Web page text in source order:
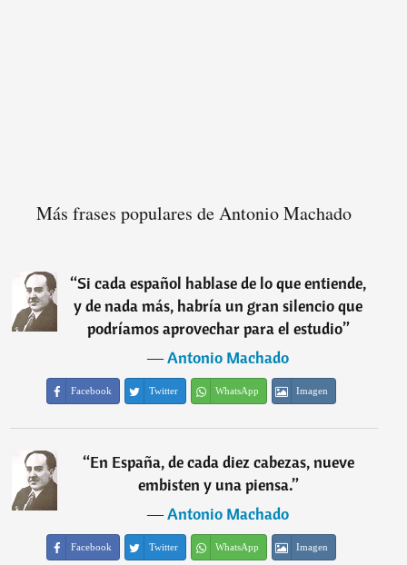
Más frases populares de Antonio Machado
“Si cada español hablase de lo que entiende,
y de nada más, habría un gran silencio que
podríamos aprovechar para el estudio”
―Antonio Machado
Facebook Twitter WhatsApp Imagen
“En España, de cada diez cabezas, nueve
embisten y una piensa.”
―Antonio Machado
Facebook Twitter WhatsApp Imagen